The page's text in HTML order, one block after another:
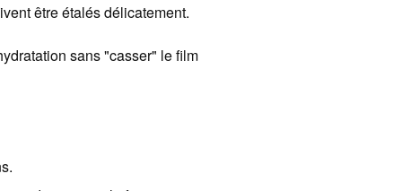
être étalés délicatement.
sans "casser" le film